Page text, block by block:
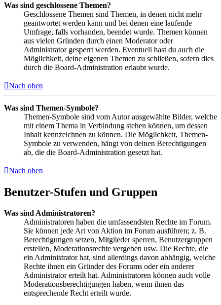
Was sind geschlossene Themen?
Geschlossene Themen sind Themen, in denen nicht mehr
geantwortet werden kann und bei denen eine laufende
Umfrage, falls vorhanden, beendet wurde. Themen können
aus vielen Gründen durch einen Moderator oder
Administrator gesperrt werden. Eventuell hast du auch die
Möglichkeit, deine eigenen Themen zu schließen, sofern dies
durch die Board-Administration erlaubt wurde.
Nach oben
Was sind Themen-Symbole?
Themen-Symbole sind vom Autor ausgewählte Bilder, welche
mit einem Thema in Verbindung stehen können, um dessen
Inhalt kennzeichnen zu können. Die Möglichkeit, Themen-
Symbole zu verwenden, hängt von deinen Berechtigungen
ab, die die Board-Administration gesetzt hat.
Nach oben
Benutzer-Stufen und Gruppen
Was sind Administratoren?
Administratoren haben die umfassendsten Rechte im Forum.
Sie können jede Art von Aktion im Forum ausführen; z. B.
Berechtigungen setzen, Mitglieder sperren, Benutzergruppen
erstellen, Moderationsrechte vergeben usw. Die Rechte, die
ein Administrator hat, sind allerdings davon abhängig, welche
Rechte ihnen ein Gründer des Forums oder ein anderer
Administrator erteilt hat. Administratoren können auch volle
Moderationsberechtigungen haben, wenn ihnen das
entsprechende Recht erteilt wurde.